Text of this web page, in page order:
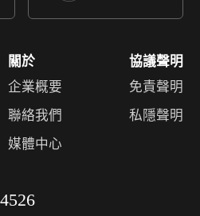
關於
企業概要
聯絡我們
媒體中心
協議聲明
免責聲明
私隱聲明